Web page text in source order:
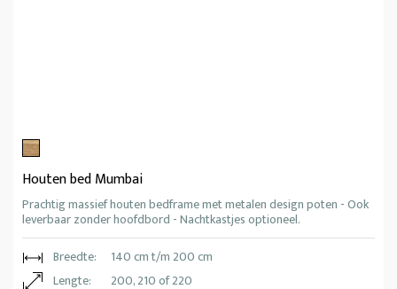
Houten bed Mumbai
Prachtig massief houten bedframe met metalen design poten - Ook
leverbaar zonder hoofdbord - Nachtkastjes optioneel.
Breedte:
140 cm t/m 200 cm
Lengte:
200, 210 of 220